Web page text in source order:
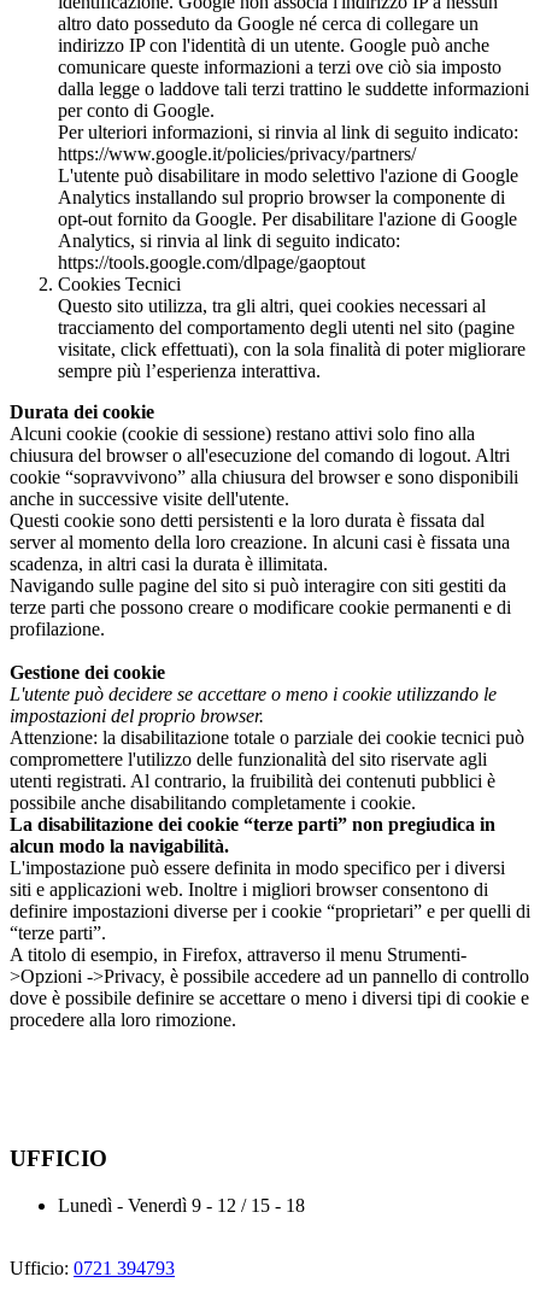
altro dato posseduto da Google né cerca di collegare un
indirizzo IP con l'identità di un utente. Google può anche
comunicare queste informazioni a terzi ove ciò sia imposto
dalla legge o laddove tali terzi trattino le suddette informazioni
per conto di Google.
Per ulteriori informazioni, si rinvia al link di seguito indicato:
https://www.google.it/policies/privacy/partners/
L'utente può disabilitare in modo selettivo l'azione di Google
Analytics installando sul proprio browser la componente di
opt-out fornito da Google. Per disabilitare l'azione di Google
Analytics, si rinvia al link di seguito indicato:
https://tools.google.com/dlpage/gaoptout
Cookies Tecnici
Questo sito utilizza, tra gli altri, quei cookies necessari al
tracciamento del comportamento degli utenti nel sito (pagine
visitate, click effettuati), con la sola finalità di poter migliorare
sempre più l’esperienza interattiva.
Durata dei cookie
Alcuni cookie (cookie di sessione) restano attivi solo fino alla
chiusura del browser o all'esecuzione del comando di logout. Altri
cookie “sopravvivono” alla chiusura del browser e sono disponibili
anche in successive visite dell'utente.
Questi cookie sono detti persistenti e la loro durata è fissata dal
server al momento della loro creazione. In alcuni casi è fissata una
scadenza, in altri casi la durata è illimitata.
Navigando sulle pagine del sito si può interagire con siti gestiti da
terze parti che possono creare o modificare cookie permanenti e di
profilazione.
Gestione dei cookie
L'utente può decidere se accettare o meno i cookie utilizzando le
impostazioni del proprio browser.
Attenzione: la disabilitazione totale o parziale dei cookie tecnici può
compromettere l'utilizzo delle funzionalità del sito riservate agli
utenti registrati. Al contrario, la fruibilità dei contenuti pubblici è
possibile anche disabilitando completamente i cookie.
La disabilitazione dei cookie “terze parti” non pregiudica in
alcun modo la navigabilità.
L'impostazione può essere definita in modo specifico per i diversi
siti e applicazioni web. Inoltre i migliori browser consentono di
definire impostazioni diverse per i cookie “proprietari” e per quelli di
“terze parti”.
A titolo di esempio, in Firefox, attraverso il menu Strumenti-
>Opzioni ->Privacy, è possibile accedere ad un pannello di controllo
dove è possibile definire se accettare o meno i diversi tipi di cookie e
procedere alla loro rimozione.
UFFICIO
Lunedì - Venerdì 9 - 12 / 15 - 18
Ufficio: 0721 394793